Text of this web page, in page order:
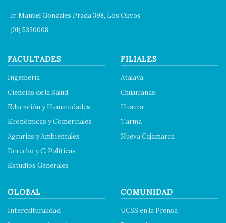
Jr. Manuel Gonzales Prada 398, Los Olivos
(01) 5330008
FACULTADES
Ingeniería
Ciencias de la Salud
Educación y Humanidades
Económicas y Comerciales
Agrarias y Ambientales
Derecho y C. Políticas
Estudios Generales
FILIALES
Atalaya
Chulucanas
Huaura
Tarma
Nueva Cajamarca
GLOBAL
Interculturalidad
COMUNIDAD
UCSS en la Prensa